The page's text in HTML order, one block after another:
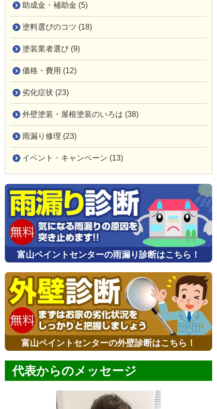
助成金・補助金 (5)
塗料選びのコツ (18)
塗装業者選び (9)
価格・費用 (12)
劣化症状 (23)
外壁塗装・屋根塗装のいろは (38)
雨漏り修理 (23)
イベント・キャンペーン (13)
富山ペイントセンターの雨漏り診断はこちら！
富山ペイントセンターの外壁診断はこちら！
代表からのメッセージ